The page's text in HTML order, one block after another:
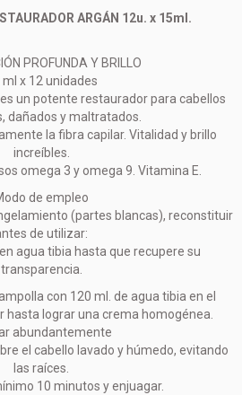
ARGÁN 12u. x 15ml.
PROFUNDA Y BRILLO
ml x 12 unidades
un potente restaurador para cabellos
dañados y maltratados.
la fibra capilar. Vitalidad y brillo
increíbles.
omega 3 y omega 9. Vitamina E.
de empleo
(partes blancas), reconstituir
de utilizar:
agua tibia hasta que recupere su
transparencia.
con 120 ml. de agua tibia en el
hasta lograr una crema homogénea.
abundantemente
el cabello lavado y húmedo, evitando
las raíces.
10 minutos y enjuagar.